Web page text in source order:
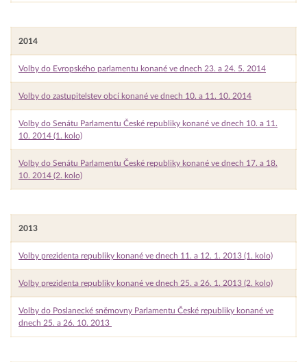
2014
Volby do Evropského parlamentu konané ve dnech 23. a 24. 5. 2014
Volby do zastupitelstev obcí konané ve dnech 10. a 11. 10. 2014
Volby do Senátu Parlamentu České republiky konané ve dnech 10. a 11.
10. 2014 (1. kolo)
Volby do Senátu Parlamentu České republiky konané ve dnech 17. a 18.
10. 2014 (2. kolo)
2013
Volby prezidenta republiky konané ve dnech 11. a 12. 1. 2013 (1. kolo)
Volby prezidenta republiky konané ve dnech 25. a 26. 1. 2013 (2. kolo)
Volby do Poslanecké sněmovny Parlamentu České republiky konané ve
dnech 25. a 26. 10. 2013